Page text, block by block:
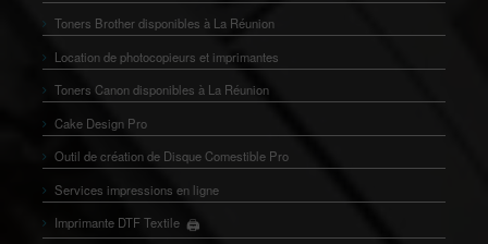
Toners Brother disponibles à La Réunion
Location de photocopieurs et imprimantes
Toners Canon disponibles à La Réunion
Cake Design Pro
Outil de création de Disque Comestible Pro
Services impressions en ligne
Imprimante DTF Textile 🖨️
👕